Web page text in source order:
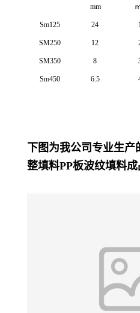
mm
Sm125 24
SM250 12
SM350 8
Sm450 6.5
下图为我公司专业生产
整填料PP板波纹填料成